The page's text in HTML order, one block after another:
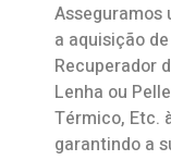
Asseguramos
a aquisição
Recuperador
Lenha ou
Térmico, Etc.
garantindo a